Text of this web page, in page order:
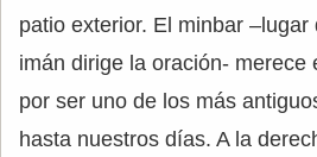
patio exterior. El minbar –lugar
imán dirige la oración- merece
por ser uno de los más
hasta nuestros días. A la